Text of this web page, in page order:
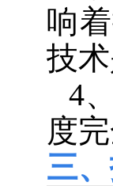
响
技
4
度
三